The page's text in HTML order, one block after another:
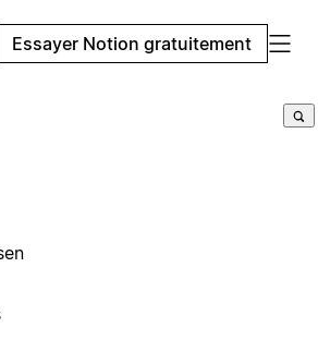
Essayer Notion gratuitement